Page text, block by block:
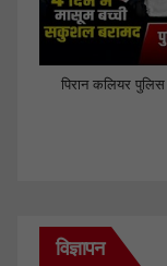
पिरान कलियर
विज्ञापन